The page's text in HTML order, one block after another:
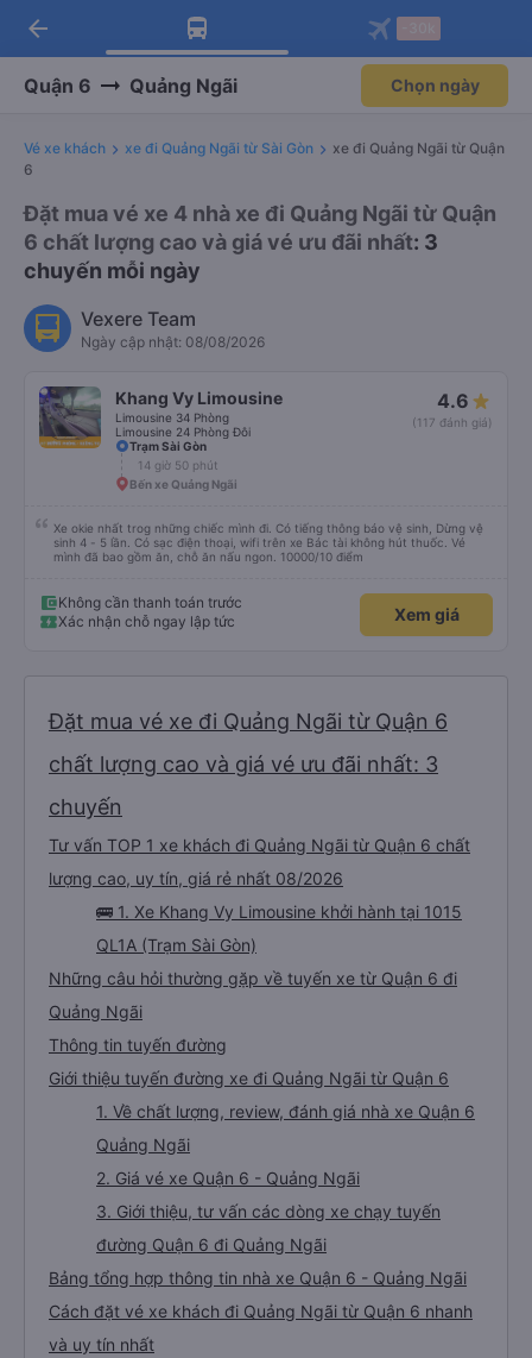
Tải app Vexere ngay!
Nhận ưu đãi thành viên độc
Mở app
Tải app Vexere
-30k/ghế khi đặt vé máy bay qua
Mở app
arrow_back
Quận 6 Quảng Ngãi Chọn ngày
Vé xe khách xe đi Quảng Ngãi từ Sài Gòn
xe đi Quảng Ngãi từ Quận
6
Đặt mua vé xe 4 nhà xe đi Quảng Ngãi từ Quận
6 chất lượng cao và giá vé ưu đãi nhất: 3
chuyến mỗi ngày
Vexere Team
Ngày cập nhật: 08/08/2026
Khang Vy Limousine
Limousine 34 Phòng
Limousine 24 Phòng Đôi
4.6
(117 đánh giá)
Trạm Sài Gòn
14 giờ 50 phút
Bến xe Quảng Ngãi
Xe okie nhất trog những chiếc mình đi. Có tiếng thông báo vệ sinh, Dừng vệ
sinh 4 - 5 lần. Có sạc điện thoại, wifi trên xe Bác tài không hút thuốc. Vé
mình đã bao gồm ăn, chỗ ăn nấu ngon. 10000/10 điểm
Không cần thanh toán trước
Xác nhận chỗ ngay lập tức
Xem giá
Đặt mua vé xe đi Quảng Ngãi từ Quận 6
chất lượng cao và giá vé ưu đãi nhất: 3
chuyến
Tư vấn TOP 1 xe khách đi Quảng Ngãi từ Quận 6 chất
lượng cao, uy tín, giá rẻ nhất 08/2026
🚌 1. Xe Khang Vy Limousine khởi hành tại 1015
QL1A (Trạm Sài Gòn)
Những câu hỏi thường gặp về tuyến xe từ Quận 6 đi
Quảng Ngãi
Thông tin tuyến đường
Giới thiệu tuyến đường xe đi Quảng Ngãi từ Quận 6
1. Về chất lượng, review, đánh giá nhà xe Quận 6
Quảng Ngãi
2. Giá vé xe Quận 6 - Quảng Ngãi
3. Giới thiệu, tư vấn các dòng xe chạy tuyến
đường Quận 6 đi Quảng Ngãi
Bảng tổng hợp thông tin nhà xe Quận 6 - Quảng Ngãi
Cách đặt vé xe khách đi Quảng Ngãi từ Quận 6 nhanh
và uy tín nhất